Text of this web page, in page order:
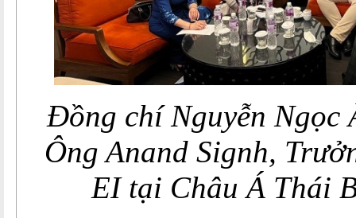
Đồng chí Nguyễn Ngọc
Ông Anand Signh,
EItại Châu Á Thái